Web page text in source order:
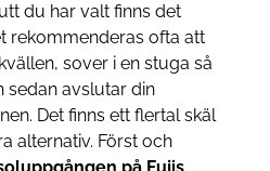
du har valt finns det
rekommenderas ofta att
sover i en stuga så
sedan avslutar din
Det finns ett flertal skäl
alternativ. Först och